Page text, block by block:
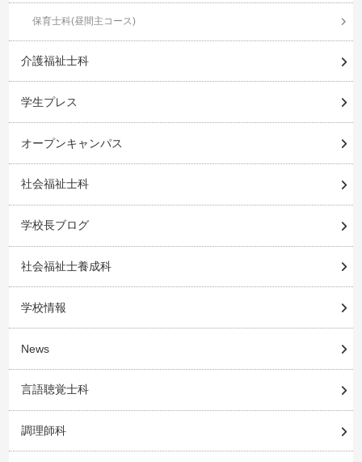
保育士科(昼間主コース)
介護福祉士科
学生プレス
オープンキャンパス
社会福祉士科
学校長ブログ
社会福祉士養成科
学校情報
News
言語聴覚士科
調理師科